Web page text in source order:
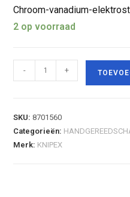
Chroom-vanadium-
2 op voorraad
- +
SKU:8701560
Categorieën:
Merk: KNIPEX